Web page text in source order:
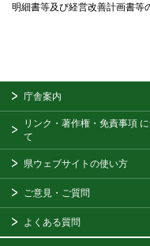
明細書等及び経営改善計画書等
庁舎案内
リンク・著作権・免責事項
て
県ウェブサイトの使い方
ご意見・ご質問
よくある質問